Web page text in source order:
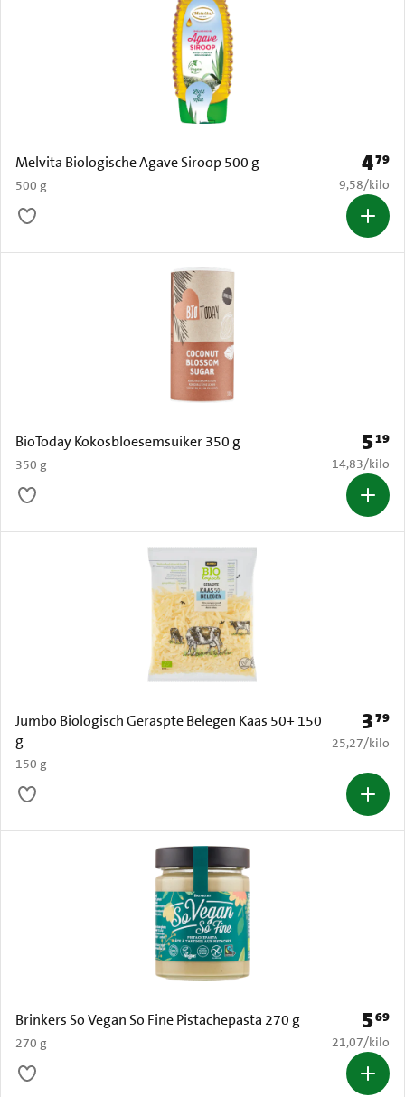
Melvita Biologische Agave Siroop 500 g
500 g
Prijs:
479
€ 9,58 per
9,58/kilo
BioToday Kokosbloesemsuiker 350 g
350 g
Prijs:
519
€ 14,83 per
14,83/kilo
Jumbo Biologisch Geraspte Belegen Kaas 50+ 150
g
150 g
Prijs:
379
€ 25,27 per
25,27/kilo
Brinkers So Vegan So Fine Pistachepasta 270 g
270 g
Prijs:
569
€ 21,07 per
21,07/kilo